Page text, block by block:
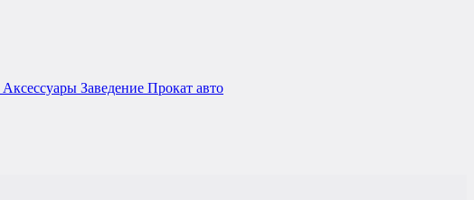
Аксессуары Заведениe Прокат авто